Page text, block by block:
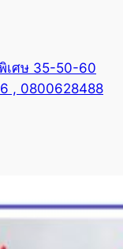
พิเศษ 35-50-60
, 0800628488